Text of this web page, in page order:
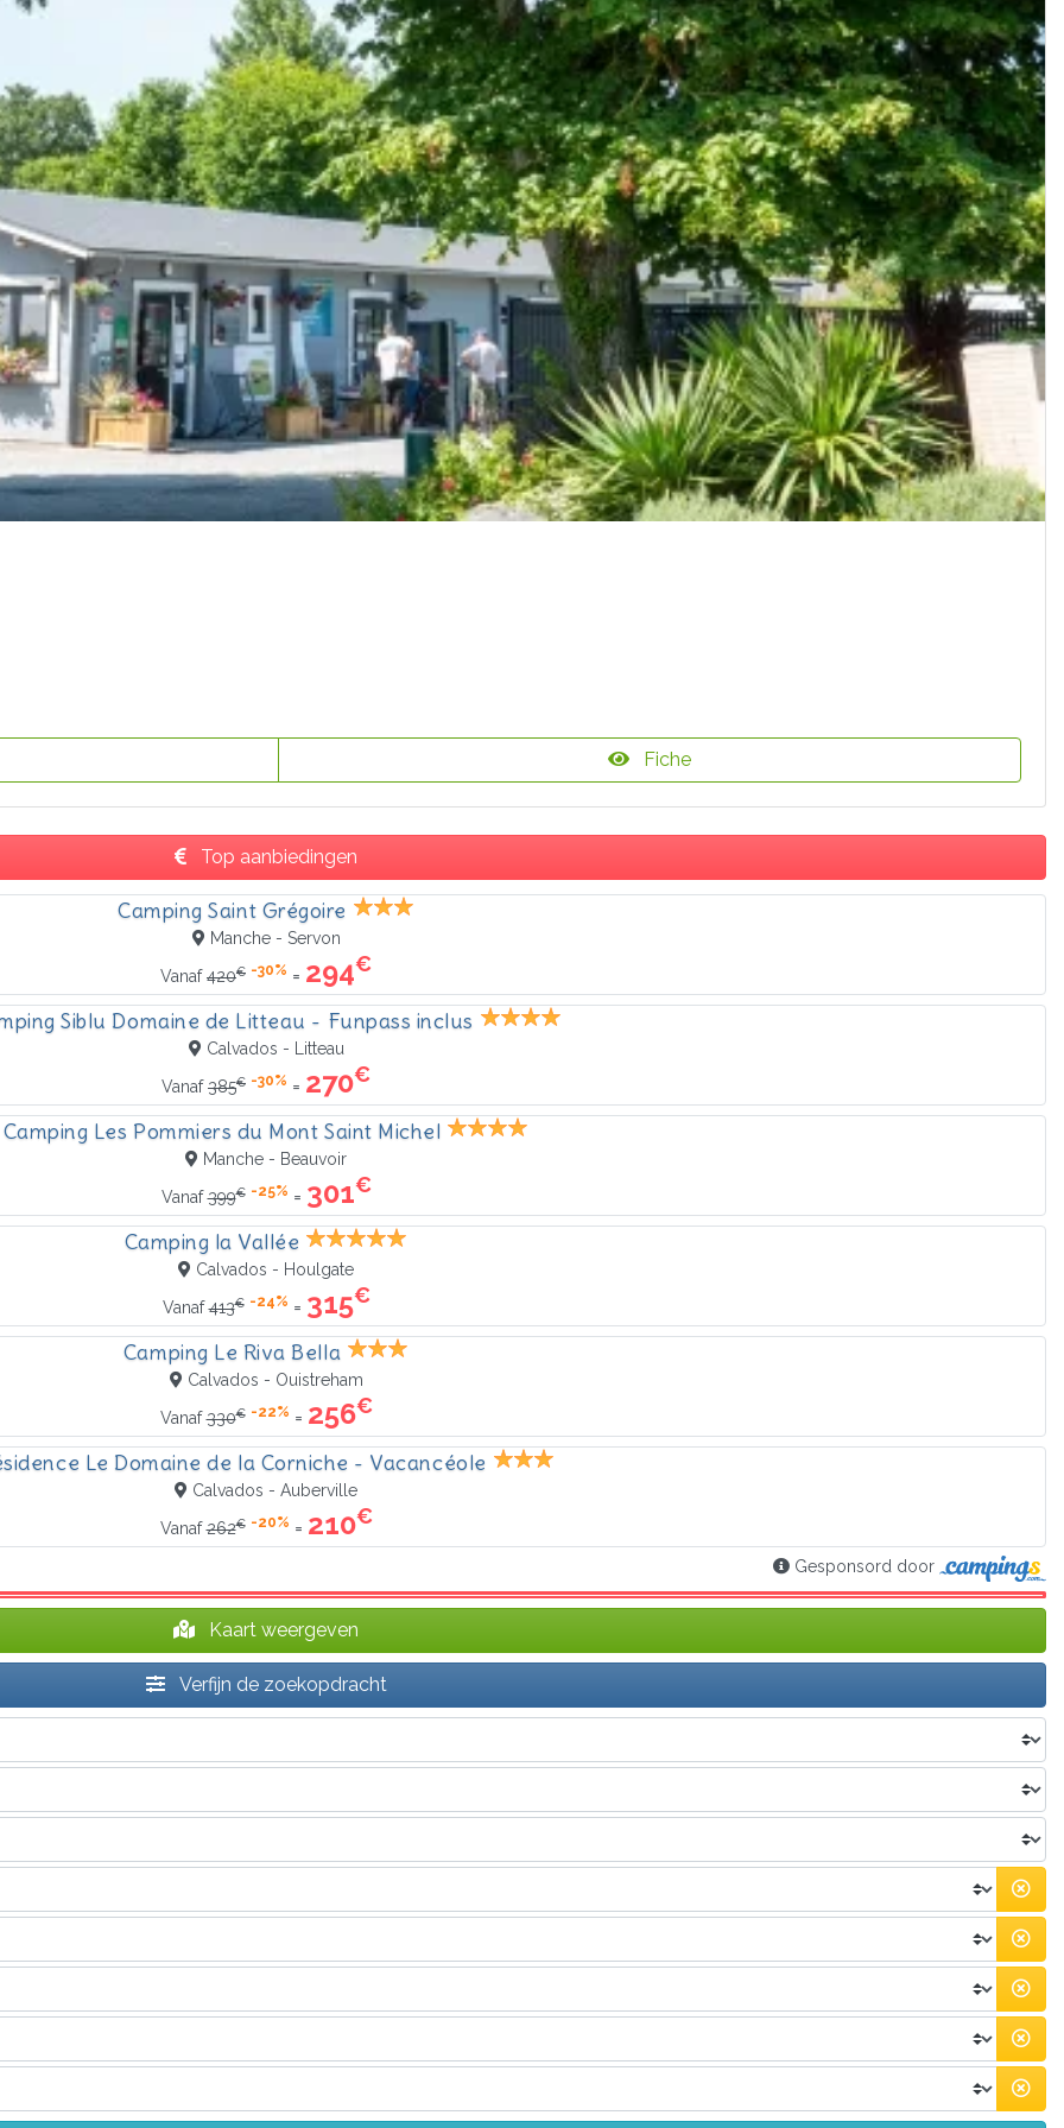
Fiche
Top aanbiedingen
Camping Saint Grégoire
Manche - Servon
Vanaf420€ -30% = 294€
Siblu Domaine de Litteau - Funpass inclus
Calvados - Litteau
Vanaf385€ -30% = 270€
Camping Les Pommiers du Mont Saint Michel
Manche - Beauvoir
Vanaf399€ -25% = 301€
Camping la Vallée
Calvados - Houlgate
Vanaf413€ -24% = 315€
Camping Le Riva Bella
Calvados - Ouistreham
Vanaf330€ -22% = 256€
Le Domaine de la Corniche - Vacancéole
Calvados - Auberville
Vanaf262€ -20% = 210€
Gesponsord door
Kaart weergeven
Verfijn de zoekopdracht